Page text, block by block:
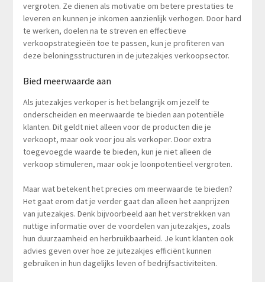
vergroten. Ze dienen als motivatie om betere prestaties te
leveren en kunnen je inkomen aanzienlijk verhogen. Door hard
te werken, doelen na te streven en effectieve
verkoopstrategieën toe te passen, kun je profiteren van
deze beloningsstructuren in de jutezakjes verkoopsector.
Bied meerwaarde aan
Als jutezakjes verkoper is het belangrijk om jezelf te
onderscheiden en meerwaarde te bieden aan potentiële
klanten. Dit geldt niet alleen voor de producten die je
verkoopt, maar ook voor jou als verkoper. Door extra
toegevoegde waarde te bieden, kun je niet alleen de
verkoop stimuleren, maar ook je loonpotentieel vergroten.
Maar wat betekent het precies om meerwaarde te bieden?
Het gaat erom dat je verder gaat dan alleen het aanprijzen
van jutezakjes. Denk bijvoorbeeld aan het verstrekken van
nuttige informatie over de voordelen van jutezakjes, zoals
hun duurzaamheid en herbruikbaarheid. Je kunt klanten ook
advies geven over hoe ze jutezakjes efficiënt kunnen
gebruiken in hun dagelijks leven of bedrijfsactiviteiten.